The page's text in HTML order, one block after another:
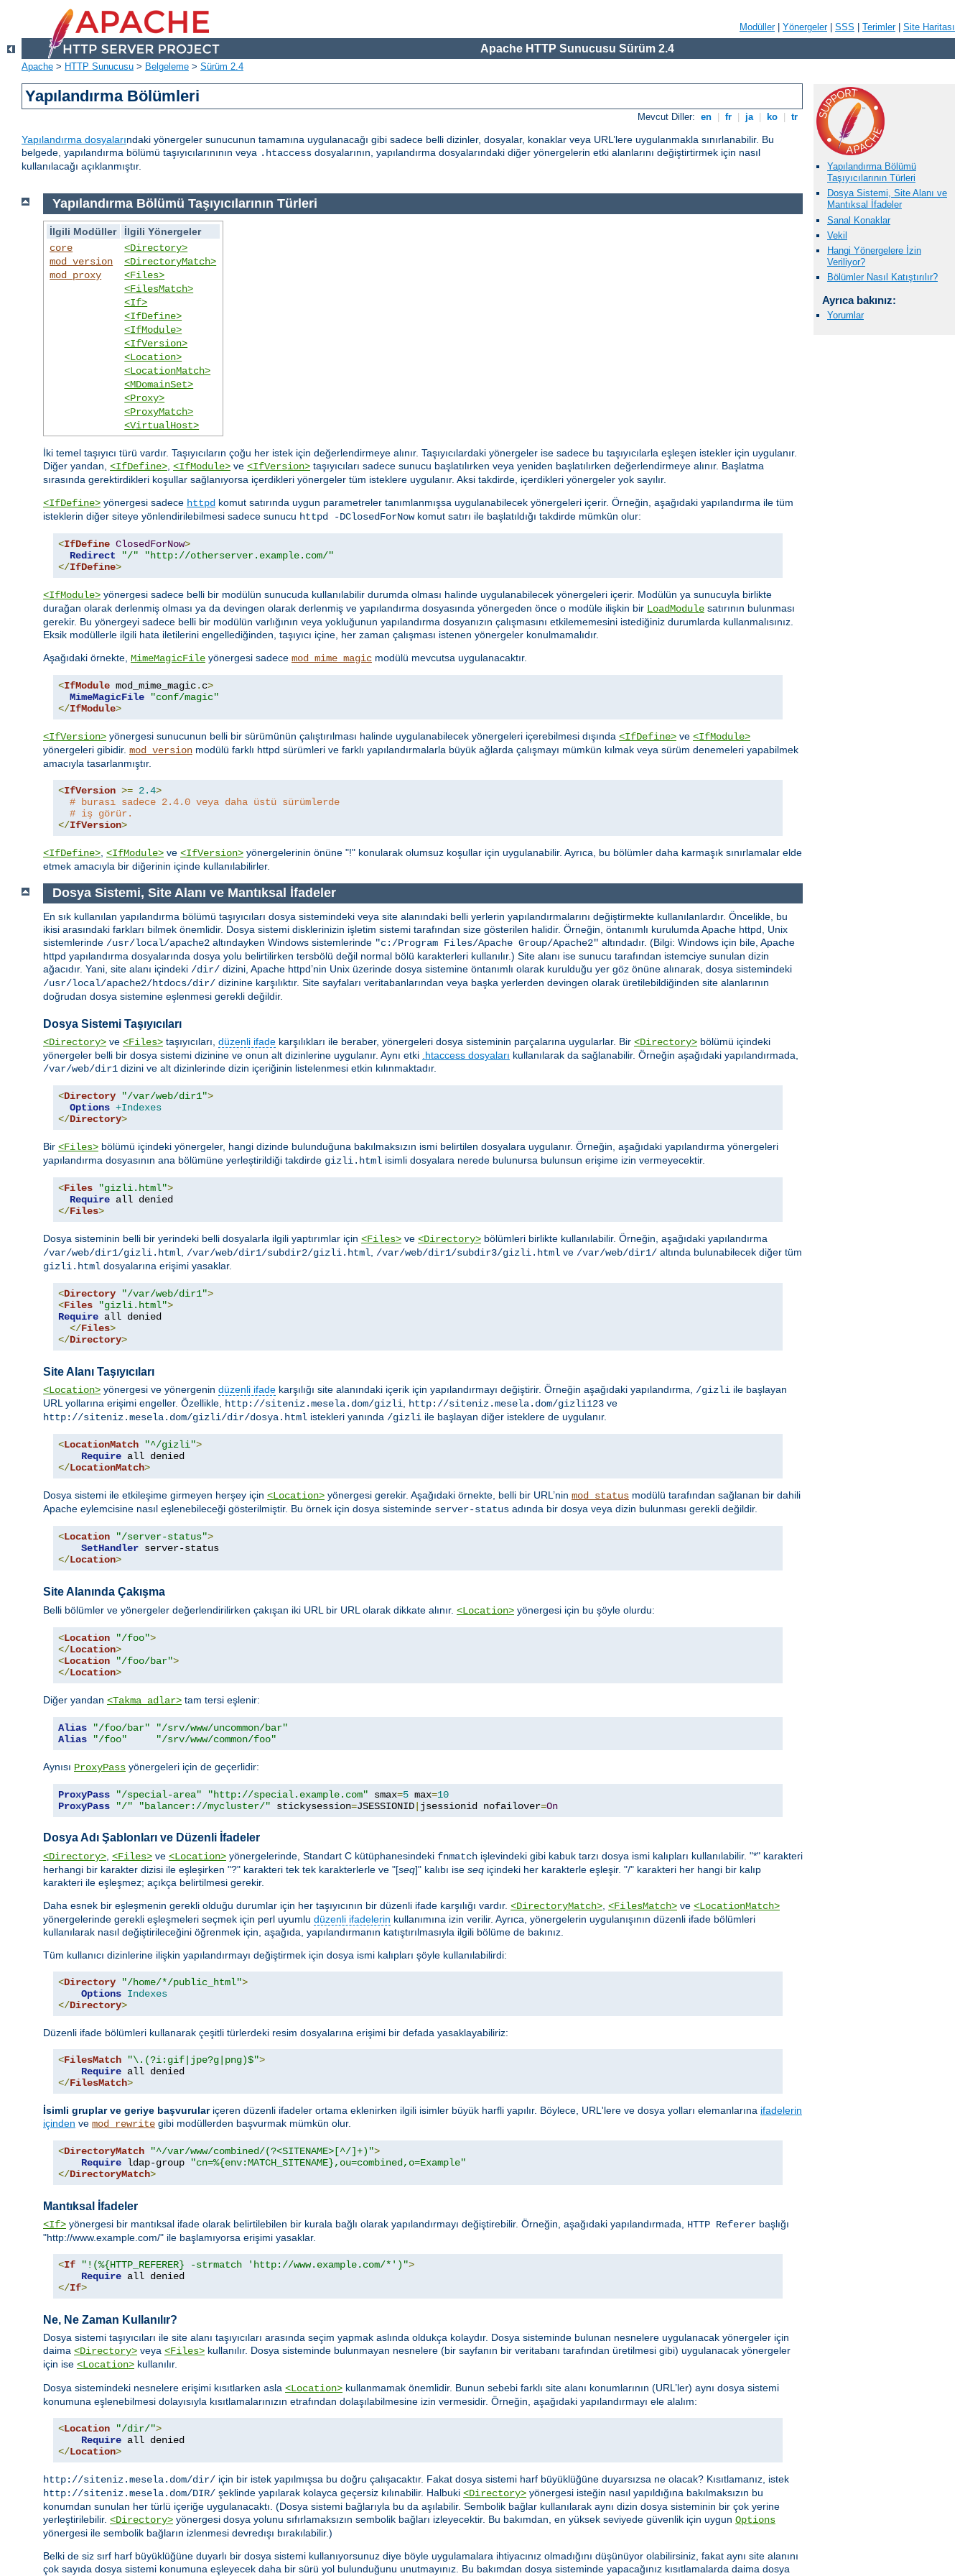
Modüller| Yönergeler| SSS Terimler| Site Haritası
Apache HTTP Sunucusu Sürüm 2.4
Apache > HTTP Sunucusu > Belgeleme > Sürüm 2.4
Yapılandırma Bölümleri
Mevcut Diller: en fr ja ko tr
Yapılandırma dosyalarındaki yönergeler sunucunun tamamına uygulanacağı gibi sadece belli dizinler, dosyalar, konaklar veya URL’lere uygulanmakla sınırlanabilir. Bu
belgede, yapılandırma bölümü taşıyıcılarınının veya .htaccess dosyalarının, yapılandırma dosyalarındaki diğer yönergelerin etki alanlarını değiştirtirmek için nasıl
kullanılacağı açıklanmıştır.
Yapılandırma Bölümü
Taşıyıcılarının Türleri
Dosya Sistemi, Site Alanı ve
Mantıksal İfadeler
Sanal Konaklar
Vekil
Hangi Yönergelere İzin
Veriliyor?
Bölümler Nasıl Katıştırılır?
Ayrıca bakınız:
Yorumlar
Yapılandırma Bölümü Taşıyıcılarının Türleri
İlgili Modüller
İlgili Yönergeler
core
mod_version
mod_proxy
<Directory>
<DirectoryMatch>
<Files>
<FilesMatch>
<If>
<IfDefine>
<IfModule>
<IfVersion>
<Location>
<LocationMatch>
<MDomainSet>
<Proxy>
<ProxyMatch>
<VirtualHost>
İki temel taşıyıcı türü vardır. Taşıyıcıların çoğu her istek için değerlendirmeye alınır. Taşıyıcılardaki yönergeler ise sadece bu taşıyıcılarla eşleşen istekler için uygulanır.
Diğer yandan, <IfDefine> <IfModule> ve <IfVersion> taşıyıcıları sadece sunucu başlatılırken veya yeniden başlatılırken değerlendirmeye alınır. Başlatma
sırasında gerektirdikleri koşullar sağlanıyorsa içerdikleri yönergeler tüm isteklere uygulanır. Aksi takdirde, içerdikleri yönergeler yok sayılır.
<IfDefine> yönergesi sadece httpd komut satırında uygun parametreler tanımlanmışsa uygulanabilecek yönergeleri içerir. Örneğin, aşağıdaki yapılandırma ile tüm
isteklerin diğer siteye yönlendirilebilmesi sadece sunucu httpd -DClosedForNowkomut satırı ile başlatıldığı takdirde mümkün olur:
<IfDefine ClosedForNow>
Redirect
"/"
"http://otherserver.example.com/"
</IfDefine>
<IfModule> yönergesi sadece belli bir modülün sunucuda kullanılabilir durumda olması halinde uygulanabilecek yönergeleri içerir. Modülün ya sunucuyla birlikte
durağan olarak derlenmiş olması ya da devingen olarak derlenmiş ve yapılandırma dosyasında yönergeden önce o modüle ilişkin bir LoadModule satırının bulunması
gerekir. Bu yönergeyi sadece belli bir modülün varlığının veya yokluğunun yapılandırma dosyanızın çalışmasını etkilememesini istediğiniz durumlarda kullanmalısınız.
Eksik modüllerle ilgili hata iletilerini engellediğinden, taşıyıcı içine, her zaman çalışması istenen yönergeler konulmamalıdır.
Aşağıdaki örnekte, MimeMagicFile yönergesi sadece mod_mime_magic modülü mevcutsa uygulanacaktır.
<IfModule mod_mime_magic. c>
MimeMagicFile
"conf/magic"
</IfModule>
<IfVersion> yönergesi sunucunun belli bir sürümünün çalıştırılması halinde uygulanabilecek yönergeleri içerebilmesi dışında <IfDefine> ve <IfModule>
yönergeleri gibidir. mod_version modülü farklı httpd sürümleri ve farklı yapılandırmalarla büyük ağlarda çalışmayı mümkün kılmak veya sürüm denemeleri yapabilmek
amacıyla tasarlanmıştır.
<IfVersion >= 2.4>
# burası sadece 2.4.0 veya daha üstü sürümlerde
# iş görür.
</IfVersion>
<IfDefine> <IfModule> ve <IfVersion> yönergelerinin önüne "!" konularak olumsuz koşullar için uygulanabilir. Ayrıca, bu bölümler daha karmaşık sınırlamalar elde
etmek amacıyla bir diğerinin içinde kullanılabilirler.
Dosya Sistemi, Site Alanı ve Mantıksal İfadeler
En sık kullanılan yapılandırma bölümü taşıyıcıları dosya sistemindeki veya site alanındaki belli yerlerin yapılandırmalarını değiştirmekte kullanılanlardır. Öncelikle, bu
ikisi arasındaki farkları bilmek önemlidir. Dosya sistemi disklerinizin işletim sistemi tarafından size gösterilen halidir. Örneğin, öntanımlı kurulumda Apache httpd, Unix
sistemlerinde /usr/local/apache2 altındayken Windows sistemlerinde "c:/Program Files/Apache Group/Apache2" altındadır. (Bilgi: Windows için bile, Apache
httpd yapılandırma dosyalarında dosya yolu belirtilirken tersbölü değil normal bölü karakterleri kullanılır.) Site alanı ise sunucu tarafından istemciye sunulan dizin
ağacıdır. Yani, site alanı içindeki /dir/ dizini, Apache httpd’nin Unix üzerinde dosya sistemine öntanımlı olarak kurulduğu yer göz önüne alınarak, dosya sistemindeki
/usr/local/apache2/htdocs/dir/ dizinine karşılıktır. Site sayfaları veritabanlarından veya başka yerlerden devingen olarak üretilebildiğinden site alanlarının
doğrudan dosya sistemine eşlenmesi gerekli değildir.
Dosya Sistemi Taşıyıcıları
<Directory> ve <Files> taşıyıcıları, düzenli ifade karşılıkları ile beraber, yönergeleri dosya sisteminin parçalarına uygularlar. Bir <Directory> bölümü içindeki
yönergeler belli bir dosya sistemi dizinine ve onun alt dizinlerine uygulanır. Aynı etki .htaccess dosyaları kullanılarak da sağlanabilir. Örneğin aşağıdaki yapılandırmada,
/var/web/dir1 dizini ve alt dizinlerinde dizin içeriğinin listelenmesi etkin kılınmaktadır.
<Directory "/var/web/dir1">
Options +Indexes
</Directory>
Bir <Files> bölümü içindeki yönergeler, hangi dizinde bulunduğuna bakılmaksızın ismi belirtilen dosyalara uygulanır. Örneğin, aşağıdaki yapılandırma yönergeleri
yapılandırma dosyasının ana bölümüne yerleştirildiği takdirde gizli.html isimli dosyalara nerede bulunursa bulunsun erişime izin vermeyecektir.
<Files "gizli.html">
Require
</Files>
Dosya sisteminin belli bir yerindeki belli dosyalarla ilgili yaptırımlar için <Files> ve <Directory> bölümleri birlikte kullanılabilir. Örneğin, aşağıdaki yapılandırma
/var/web/dir1/gizli.html, /var/web/dir1/subdir2/gizli.html, /var/web/dir1/subdir3/gizli.html ve /var/web/dir1/ altında bulunabilecek diğer tüm
gizli.html dosyalarına erişimi yasaklar.
<Directory "/var/web/dir1">
<Files "gizli.html">
Require all denied
</Files>
</Directory>
Site Alanı Taşıyıcıları
<Location> yönergesi ve yönergenin düzenli ifade karşılığı site alanındaki içerik için yapılandırmayı değiştirir. Örneğin aşağıdaki yapılandırma, /gizli ile başlayan
URL yollarına erişimi engeller. Özellikle, http://siteniz.mesela.dom/gizli, http://siteniz.mesela.dom/gizli123 ve
http://siteniz.mesela.dom/gizli/dir/dosya.html istekleri yanında /gizli ile başlayan diğer isteklere de uygulanır.
<LocationMatch "^/gizli">
Require
</LocationMatch>
Dosya sistemi ile etkileşime girmeyen herşey için <Location> yönergesi gerekir. Aşağıdaki örnekte, belli bir URL’nin mod_status modülü tarafından sağlanan bir dahili
Apache eylemcisine nasıl eşlenebileceği gösterilmiştir. Bu örnek için dosya sisteminde server-status adında bir dosya veya dizin bulunması gerekli değildir.
<Location "/server-status">
SetHandler
</Location>
Site Alanında Çakışma
Belli bölümler ve yönergeler değerlendirilirken çakışan iki URL bir URL olarak dikkate alınır. <Location> yönergesi için bu şöyle olurdu:
<Location "/foo">
</Location>
<Location "/foo/bar">
</Location>
Diğer yandan <Takma adlar> tam tersi eşlenir:
Alias "/foo/bar"
"/srv/www/uncommon/bar"
Alias
"/foo" "/srv/www/common/foo"
Aynısı ProxyPass yönergeleri için de geçerlidir:
ProxyPass "/special-area" "http://special.example.com" smax=5 max=10
ProxyPass
"/" "balancer://mycluster/" stickysession=JSESSIONID jsessionid nofailover=On
Dosya Adı Şablonları ve Düzenli İfadeler
<Directory> <Files> ve <Location> yönergelerinde, Standart C kütüphanesindeki fnmatch işlevindeki gibi kabuk tarzı dosya ismi kalıpları kullanılabilir. "*" karakteri
herhangi bir karakter dizisi ile eşleşirken "?" karakteri tek tek karakterlerle ve "[seq]" kalıbı ise seq içindeki her karakterle eşleşir. "/" karakteri her hangi bir kalıp
karakteri ile eşleşmez; açıkça belirtilmesi gerekir.
Daha esnek bir eşleşmenin gerekli olduğu durumlar için her taşıyıcının bir düzenli ifade karşılığı vardır. <DirectoryMatch> <FilesMatch> ve <LocationMatch>
yönergelerinde gerekli eşleşmeleri seçmek için perl uyumlu düzenli ifadelerin kullanımına izin verilir. Ayrıca, yönergelerin uygulanışının düzenli ifade bölümleri
kullanılarak nasıl değiştirileceğini öğrenmek için, aşağıda, yapılandırmanın katıştırılmasıyla ilgili bölüme de bakınız.
Tüm kullanıcı dizinlerine ilişkin yapılandırmayı değiştirmek için dosya ismi kalıpları şöyle kullanılabilirdi:
<Directory "/home/*/public_html">
Options Indexes
</Directory>
Düzenli ifade bölümleri kullanarak çeşitli türlerdeki resim dosyalarına erişimi bir defada yasaklayabiliriz:
<FilesMatch "\.(?i:gif|jpe?g|png)$">
Require
</FilesMatch>
İsimli gruplar ve geriye başvurulariçeren düzenli ifadeler ortama eklenirken ilgili isimler büyük harfli yapılır. Böylece, URL'lere ve dosya yolları elemanlarına ifadelerin
içinden ve mod_rewrite gibi modüllerden başvurmak mümkün olur.
<DirectoryMatch "^/var/www/combined/(?<SITENAME>[^/]+)">
Require ldap-group
"cn=%{env:MATCH_SITENAME},ou=combined,o=Example"
</DirectoryMatch>
Mantıksal İfadeler
<If> yönergesi bir mantıksal ifade olarak belirtilebilen bir kurala bağlı olarak yapılandırmayı değiştirebilir. Örneğin, aşağıdaki yapılandırmada, HTTP Referer başlığı
"http://www.example.com/" ile başlamıyorsa erişimi yasaklar.
<If "!(%{HTTP_REFERER} -strmatch 'http://www.example.com/*')">
Require
</If>
Ne, Ne Zaman Kullanılır?
Dosya sistemi taşıyıcıları ile site alanı taşıyıcıları arasında seçim yapmak aslında oldukça kolaydır. Dosya sisteminde bulunan nesnelere uygulanacak yönergeler için
daima <Directory> veya <Files> kullanılır. Dosya sisteminde bulunmayan nesnelere (bir sayfanın bir veritabanı tarafından üretilmesi gibi) uygulanacak yönergeler
için ise <Location> kullanılır.
Dosya sistemindeki nesnelere erişimi kısıtlarken asla <Location> kullanmamak önemlidir. Bunun sebebi farklı site alanı konumlarının (URL’ler) aynı dosya sistemi
konumuna eşlenebilmesi dolayısıyla kısıtlamalarınızın etrafından dolaşılabilmesine izin vermesidir. Örneğin, aşağıdaki yapılandırmayı ele alalım:
<Location "/dir/">
Require
</Location>
http://siteniz.mesela.dom/dir/ için bir istek yapılmışsa bu doğru çalışacaktır. Fakat dosya sistemi harf büyüklüğüne duyarsızsa ne olacak? Kısıtlamanız, istek
http://siteniz.mesela.dom/DIR/ şeklinde yapılarak kolayca geçersiz kılınabilir. Halbuki <Directory> yönergesi isteğin nasıl yapıldığına bakılmaksızın bu
konumdan sunulan her türlü içeriğe uygulanacaktı. (Dosya sistemi bağlarıyla bu da aşılabilir. Sembolik bağlar kullanılarak aynı dizin dosya sisteminin bir çok yerine
yerleştirilebilir. <Directory> yönergesi dosya yolunu sıfırlamaksızın sembolik bağları izleyecektir. Bu bakımdan, en yüksek seviyede güvenlik için uygun Options
yönergesi ile sembolik bağların izlenmesi devredışı bırakılabilir.)
Belki de siz sırf harf büyüklüğüne duyarlı bir dosya sistemi kullanıyorsunuz diye böyle uygulamalara ihtiyacınız olmadığını düşünüyor olabilirsiniz, fakat aynı site alanını
çok sayıda dosya sistemi konumuna eşleyecek daha bir sürü yol bulunduğunu unutmayınız. Bu bakımdan dosya sisteminde yapacağınız kısıtlamalarda daima dosya